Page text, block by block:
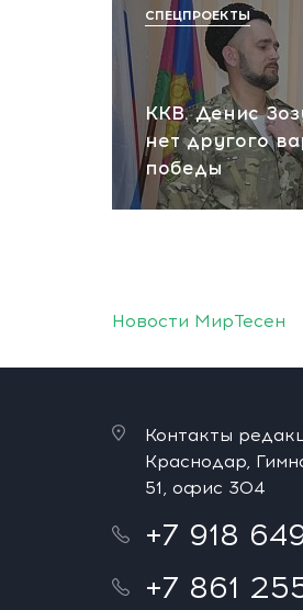
ККВ. Денис
нет другого
победы
СПЕЦПРОЕКТЫ
Новости МирТесен
Контакты
Краснодар,
51, офис 304
+7 918
+7 861